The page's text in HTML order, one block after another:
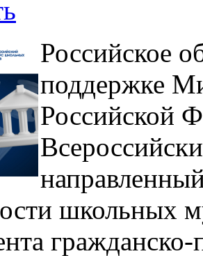
Российское
поддержке
Российской
школьных
гражданско-